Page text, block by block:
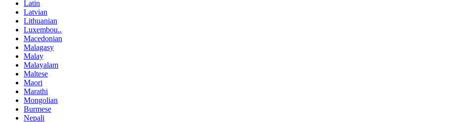
Latin
Latvian
Lithuanian
Luxembou..
Macedonian
Malagasy
Malay
Malayalam
Maltese
Maori
Marathi
Mongolian
Burmese
Nepali